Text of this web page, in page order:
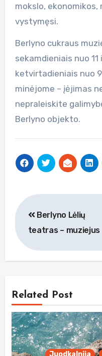
mokslo,
vystymęsi.
Berlyno cukraus
sekamdieniais nuo
ketvirtadieniais nuo 9
minėjome – įėjimas
nepraleiskite
Berlyno objekto.
Navigacija
tarp
įrašų
Berlyno Lėlių
teatras – muziejus
Related Post
Juodkalnija